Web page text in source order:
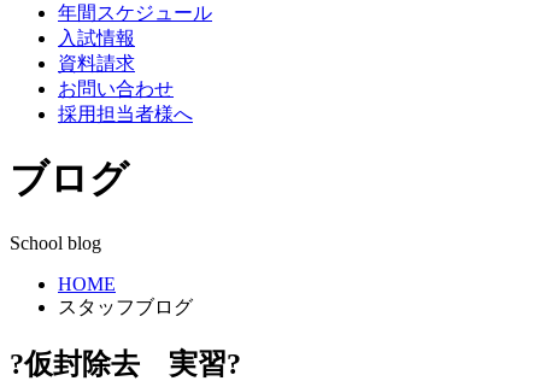
年間スケジュール
入試情報
資料請求
お問い合わせ
採用担当者様へ
ブログ
School blog
HOME
スタッフブログ
?仮封除去 実習?